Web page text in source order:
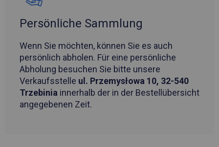
Persönliche Sammlung
Wenn Sie möchten, können Sie es auch
persönlich abholen. Für eine persönliche
Abholung besuchen Sie bitte unsere
Verkaufsstelle ul. Przemysłowa 10, 32-540
Trzebinia innerhalb der in der Bestellübersicht
angegebenen Zeit.